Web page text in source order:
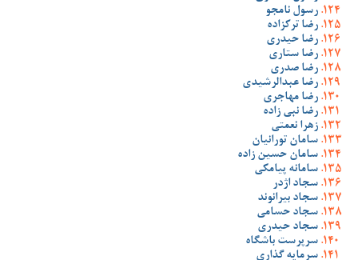
رسول نامجو
رضا ترکزاده
رضا حیدری
رضا ستاری
رضا صدری
رضا عبدالرشیدی
رضا مهاجری
رضا نبی زاده
زهرا نعمتی
سامان تورانیان
سامان حسین زاده
سامانه پیامکی
سجاد اژدر
سجاد بیرانوند
سجاد حسامی
سجاد حیدری
سرپرست باشگاه
سرمایه گذاری